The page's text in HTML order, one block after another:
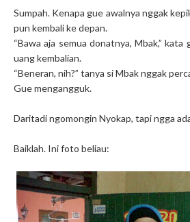
Sumpah. Kenapa gue awalnya nggak
pun kembali ke depan.
“Bawa aja semua donatnya, Mbak,” kata
uang kembalian.
“Beneran, nih?” tanya si Mbak nggak
Gue mengangguk.
Daritadi ngomongin Nyokap, tapi ngga
Baiklah. Ini foto beliau: